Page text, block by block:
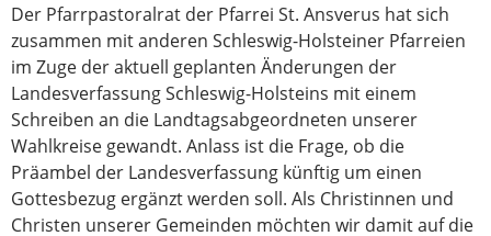
Der Pfarrpastoralrat der Pfarrei St. Ansverus hat sich
zusammen mit anderen Schleswig-Holsteiner Pfarreien
im Zuge der aktuell geplanten Änderungen der
Landesverfassung Schleswig-Holsteins mit einem
Schreiben an die Landtagsabgeordneten unserer
Wahlkreise gewandt. Anlass ist die Frage, ob die
Präambel der Landesverfassung künftig um einen
Gottesbezug ergänzt werden soll. Als Christinnen und
Christen unserer Gemeinden möchten wir damit auf die